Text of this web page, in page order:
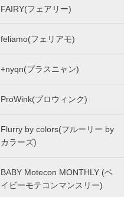
FAIRY(フェアリー)
feliamo(フェリアモ)
+nyqn(プラスニャン)
ProWink(プロウィンク)
Flurry by colors(フルーリー by
カラーズ)
BABY Motecon MONTHLY (ベ
イビーモテコンマンスリー)